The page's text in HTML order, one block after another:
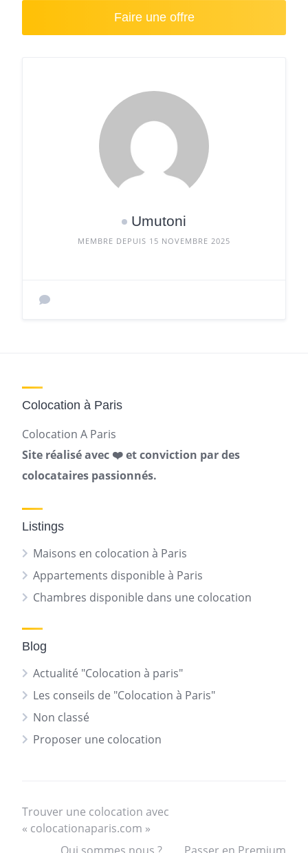
Faire une offre
Umutoni
MEMBRE DEPUIS 15 NOVEMBRE 2025
Colocation à Paris
Colocation A Paris
Site réalisé avec ❤️ et conviction par des
colocataires passionnés.
Listings
Maisons en colocation à Paris
Appartements disponible à Paris
Chambres disponible dans une colocation
Blog
Actualité "Colocation à paris"
Les conseils de "Colocation à Paris"
Non classé
Proposer une colocation
Trouver une colocation avec
« colocationaparis.com »